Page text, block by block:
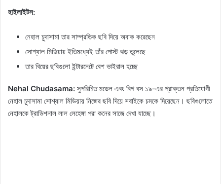
হাইলাইটস:
নেহাল চুদাসামা তার সাম্প্রতিক ছবি দিয়ে অবাক করেছেন
সোশ্যাল মিডিয়ায় ইতিমধ্যেই তাঁর পোস্ট ঝড় তুলেছে
তার বিয়ের ছবিগুলো ইন্টারনেটে বেশ ভাইরাল হচ্ছে
Nehal Chudasama: সুপরিচিত মডেল এবং বিগ বস ১৯-এর প্রাক্তন প্রতিযোগী
নেহাল চুদাসামা সোশ্যাল মিডিয়ায় নিজের ছবি দিয়ে সবাইকে চমকে দিয়েছেন। ছবিগুলোতে
নেহালকে ট্রাডিশনাল লাল লেহেঙ্গা পরা কনের সাজে দেখা যাচ্ছে।